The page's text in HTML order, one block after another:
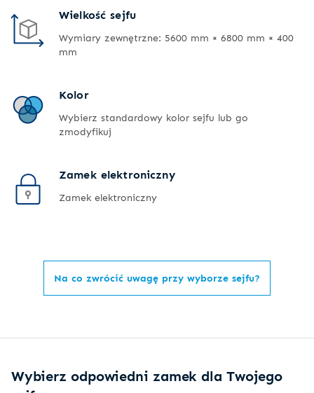
Wielkość sejfu
Wymiary zewnętrzne: 5600 mm × 6800 mm × 400
mm
Kolor
Wybierz standardowy kolor sejfu lub go
zmodyfikuj
Zamek elektroniczny
Zamek elektroniczny
Na co zwrócić uwagę przy wyborze sejfu?
Wybierz odpowiedni zamek dla Twojego